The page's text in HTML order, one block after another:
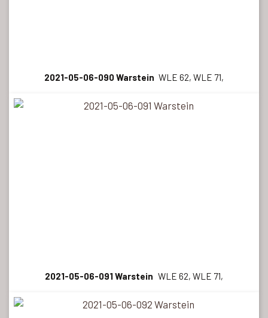
2021-05-06-090 Warstein WLE 62, WLE 71,
2021-05-06-091 Warstein WLE 62, WLE 71,